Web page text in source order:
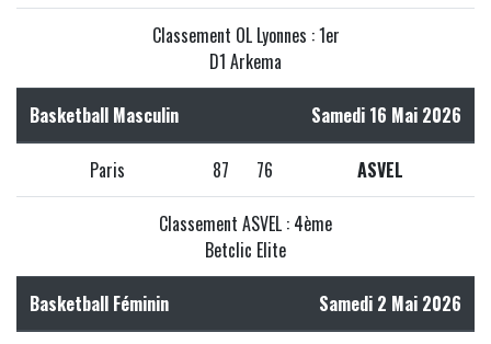
Classement OL Lyonnes : 1er
D1 Arkema
Basketball Masculin Samedi 16 Mai 2026
Paris 87 76 ASVEL
Classement ASVEL : 4ème
Betclic Elite
Basketball Féminin Samedi 2 Mai 2026